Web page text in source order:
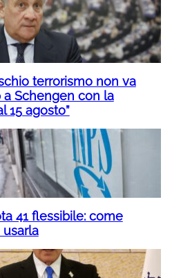
terrorismo non va
Schengen con la
15 agosto”
41 flessibile: come